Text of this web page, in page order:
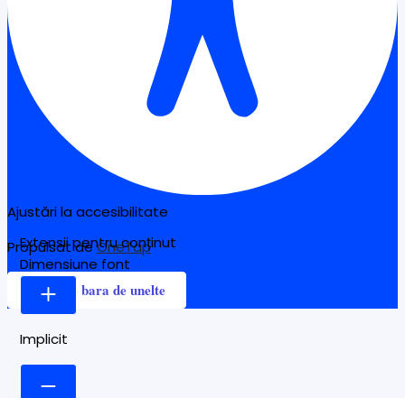
Ajustări la accesibilitate
Propulsat deOneTap
Ascunde bara de unelte
Extensii pentru conținut
Dimensiune font
Implicit